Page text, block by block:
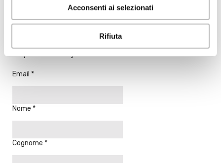
Acconsenti ai selezionati
Rifiuta
NEWSLETTER
Resta aggiornato sulle novità e i servizi di Banca
Email
Nome
Cognome